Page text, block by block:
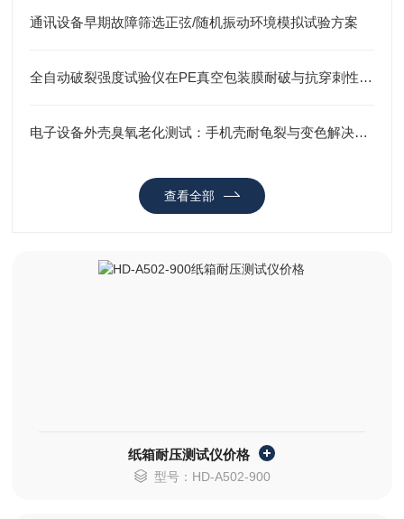
通讯设备早期故障筛选正弦/随机振动环境模拟试验方案
全自动破裂强度试验仪在PE真空包装膜耐破与抗穿刺性能检测中的应用方案
电子设备外壳臭氧老化测试：手机壳耐龟裂与变色解决方案
查看全部
纸箱耐压测试仪价格
型号：HD-A502-900